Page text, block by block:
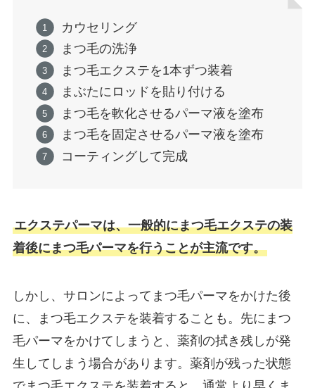
カウセリング
まつ毛の洗浄
まつ毛エクステを1本ずつ装着
まぶたにロッドを貼り付ける
まつ毛を軟化させるパーマ液を塗布
まつ毛を固定させるパーマ液を塗布
コーティングして完成
エクステパーマは、一般的にまつ毛エクステの装
着後にまつ毛パーマを行うことが主流です。
しかし、サロンによってまつ毛パーマをかけた後
に、まつ毛エクステを装着することも。先にまつ
毛パーマをかけてしまうと、薬剤の拭き残しが発
生してしまう場合があります。薬剤が残った状態